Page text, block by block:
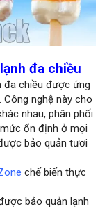
đa chiều
đa chiều được ứng
nghệ này cho
nhau, phân phối
ổn định ở mọi
bảo quản tươi
chế biến thực
bảo quản lạnh